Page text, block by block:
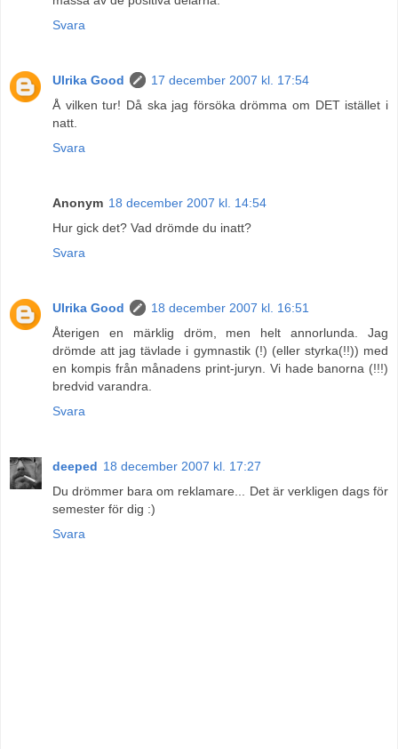
Svara
Ulrika Good
17 december 2007 kl. 17:54
Å vilken tur! Då ska jag försöka drömma om DET istället i
natt.
Svara
Anonym 18 december 2007 kl. 14:54
Hur gick det? Vad drömde du inatt?
Svara
Ulrika Good
18 december 2007 kl. 16:51
Återigen en märklig dröm, men helt annorlunda. Jag
drömde att jag tävlade i gymnastik (!) (eller styrka(!!)) med
en kompis från månadens print-juryn. Vi hade banorna (!!!)
bredvid varandra.
Svara
deeped 18 december 2007 kl. 17:27
Du drömmer bara om reklamare... Det är verkligen dags för
semester för dig :)
Svara